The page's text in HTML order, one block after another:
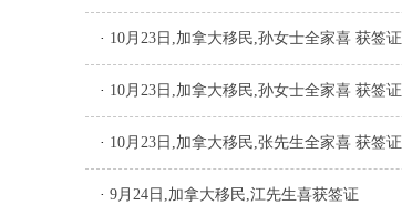
· 10月23日,加拿大移民,孙女士全家喜 获签证
· 10月23日,加拿大移民,孙女士全家喜 获签证
· 10月23日,加拿大移民,张先生全家喜 获签证
· 9月24日,加拿大移民,江先生喜获签证